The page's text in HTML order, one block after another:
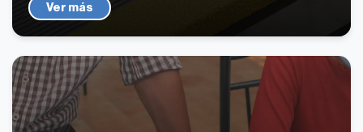
Ver más